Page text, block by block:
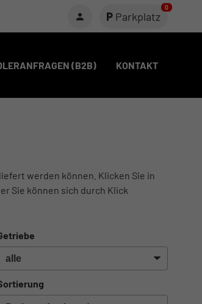
Parkplatz
0
(B2B) KONTAKT
werden können. Klicken Sie in
Sie können sich durch Klick